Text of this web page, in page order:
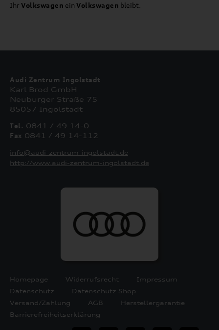
Ihr Volkswagen ein Volkswagen bleibt.
Audi Zentrum Ingolstadt
Karl Brod GmbH
Neuburger Straße 75
85057 Ingolstadt
Tel. 0841 / 49 14-0
Fax 0841 / 49 14-112
info@audi-zentrum-ingolstadt.de
http://www.audi-zentrum-ingolstadt.de
Homepage Widerrufsrecht
Impressum
Datenschutz
Datenschutz Shop
Versand/Zahlung
AGB
Herstellergarantie
Barrierefreiheitserklärung